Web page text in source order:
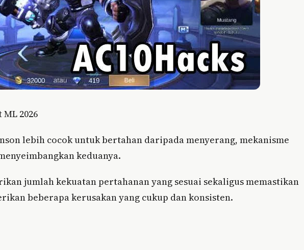
2026
lebih cocok untuk bertahan daripada menyerang, mekanisme
keduanya.
jumlah kekuatan pertahanan yang sesuai sekaligus memastikan
beberapa kerusakan yang cukup dan konsisten.